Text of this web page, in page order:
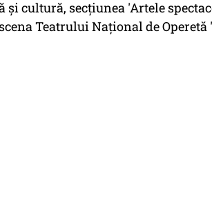
cultură, secţiunea 'Artele
Teatrului Naţional de Operetă